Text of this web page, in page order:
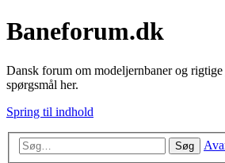
Baneforum.dk
Dansk forum om modeljernbaner og
spørgsmål her.
Spring til indhold
Søg